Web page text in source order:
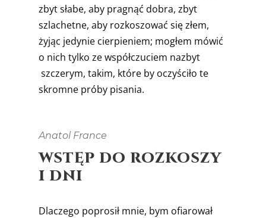
zbyt słabe, aby pragnąć dobra, zbyt
szlachetne, aby rozkoszować się złem,
żyjąc jedynie cierpieniem; mogłem mówić
o nich tylko ze współczuciem nazbyt
szczerym, takim, które by oczyściło te
skromne próby pisania.
Anatol France
WSTĘP DO ROZKOSZY
I DNI
Dlaczego poprosił mnie, bym ofiarował